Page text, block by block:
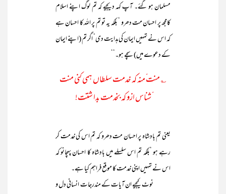
مسلمان ہو گئے۔ آپ کہہ دیجیے کہ تم لوگ اپنے اسلام
کامجھ پر احسان مت دھرو ‘ بلکہ یہ تو تم پر اللہ کا احسان ہے
کہ اس نے تمہیں ایمان کی ہدایت دی‘ اگر تم (اپنے ایمان
کے دعوے میں) سچے ہو۔‘‘
؎ منت ّمنہ َکہ خدمت سلطاں ہمی کنی منت
ّشناس ازو کہ بخدمت بدا شتت!
یعنی تم بادشاہ پر احسان مت دھرو کہ تم اس کی خدمت کر
رہے ہو ‘بلکہ تم اس سلسلے میں بادشاہ کا احسان پہچانو کہ
اس نے تمہیں اپنی خدمت کا موقع فراہم کیا ہے۔
نوٹ کیجیے ان آیات کے مندرجات انسانی دل و